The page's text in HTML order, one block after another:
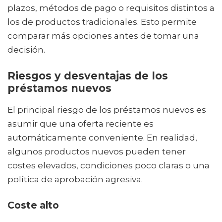
plazos, métodos de pago o requisitos distintos a
los de productos tradicionales. Esto permite
comparar más opciones antes de tomar una
decisión.
Riesgos y desventajas de los
préstamos nuevos
El principal riesgo de los préstamos nuevos es
asumir que una oferta reciente es
automáticamente conveniente. En realidad,
algunos productos nuevos pueden tener
costes elevados, condiciones poco claras o una
política de aprobación agresiva.
Coste alto